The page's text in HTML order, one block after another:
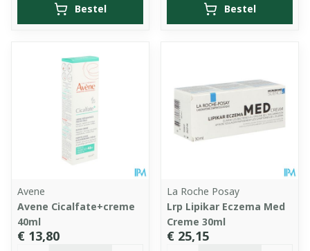
Bestel Bestel
Avene
Avene Cicalfate+creme
40ml
€ 13,80
La Roche Posay
Lrp Lipikar Eczema Med
Creme 30ml
€ 25,15